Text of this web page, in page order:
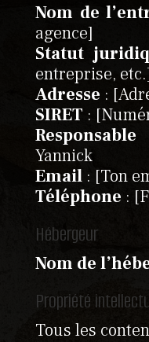
Nom de
agence]
Statut
entreprise,
Adresse :
SIRET :
Yannick
Email: [Ton
Téléphone :
Hébergeur
Nom de
Propriété
Tous les